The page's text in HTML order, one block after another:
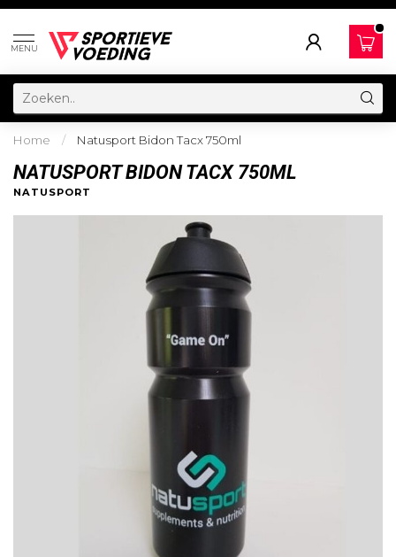
MENU
Home / Natusport Bidon Tacx 750ml
NATUSPORT BIDON TACX 750ML
NATUSPORT